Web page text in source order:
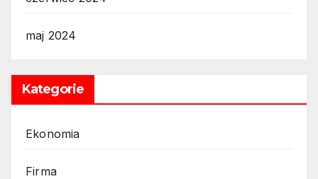
maj 2024
Kategorie
Ekonomia
Firma